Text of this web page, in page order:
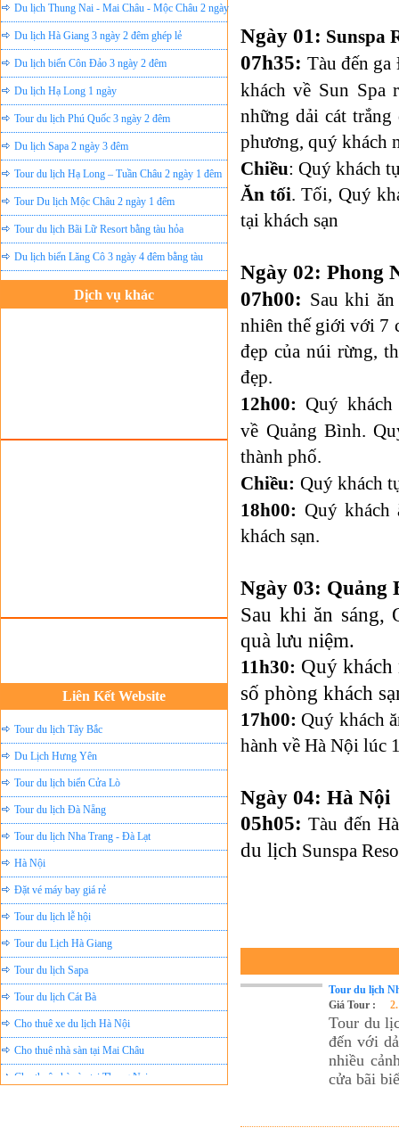
Du lịch Thung Nai - Mai Châu - Mộc Châu 2 ngày
ghép lẻ
Du lịch Hà Giang 3 ngày 2 đêm ghép lẻ
Du lịch biển Côn Đảo 3 ngày 2 đêm
Du lịch Hạ Long 1 ngày
Tour du lịch Phú Quốc 3 ngày 2 đêm
Du lịch Sapa 2 ngày 3 đêm
Tour du lịch Hạ Long – Tuần Châu 2 ngày 1 đêm
Tour Du lịch Mộc Châu 2 ngày 1 đêm
Tour du lịch Bãi Lữ Resort bằng tàu hỏa
Du lịch biển Lăng Cô 3 ngày 4 đêm bằng tàu
Dịch vụ khác
Liên Kết Website
Du lịch quốc tế Ánh Sao Mới
Du Lịch Hưng Yên
Tour du lịch biển Cửa Lò
Tour du lịch Đà Nẵng
Tour du lịch Nha Trang - Đà Lạt
Hà Nội
Đặt vé máy bay giá rẻ
Tour du lịch lễ hội
Tour du Lịch Hà Giang
Tour du lịch Sapa
Tour du lịch Cát Bà
Cho thuê xe du lịch Hà Nội
Cho thuê nhà sàn tại Mai Châu
Cho thuê nhà sàn tại Thung Nai
Ngày 01: Sunspa
07h35: Tàu đến ga
khách về Sun Spa
những dải cát
phương, quý khách
Chiều: Quý khách
Ăn tối. Tối, Quý
tại khách sạn
Ngày 02: Phong
07h00: Sau khi
nhiên thế giới với 7
đẹp của núi rừng,
đẹp.
12h00: Quý
về Quảng Bình.
thành phố.
Chiều: Quý khách
18h00: Quý
khách sạn.
Ngày 03:
Sau khi ăn sáng,
quà lưu niệm.
11h30: Quý khách
số phòng khách
17h00: Quý khách
hành về Hà Nội lúc
Ngày 04: Hà Nội
05h05: Tàu đến
du lịch Sunspa
Tour du lịch
Giá Tour :
Tour du
đến với
nhiều
cửa bãi